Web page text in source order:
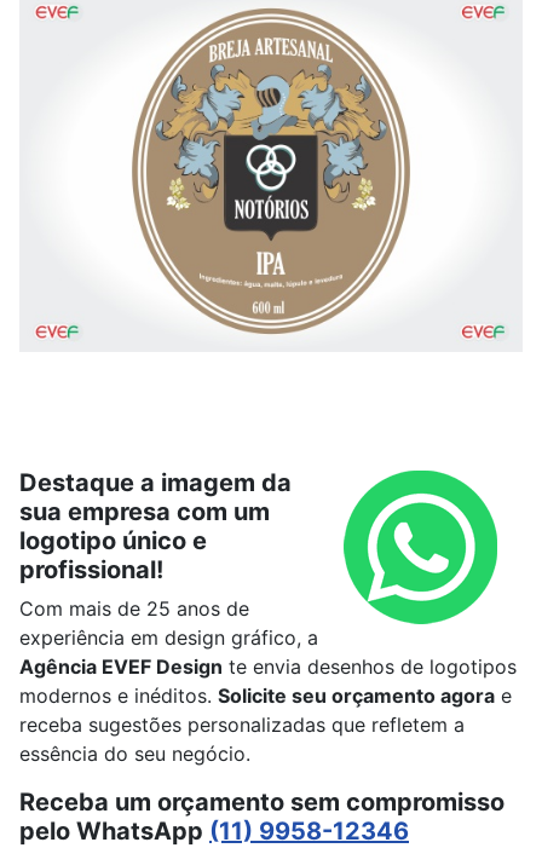
Destaque a imagem da
sua empresa com um
logotipo único e
profissional!
Com mais de 25 anos de
experiência em design gráfico, a
Agência EVEF Design te envia desenhos de logotipos
modernos e inéditos. Solicite seu orçamento agora e
receba sugestões personalizadas que refletem a
essência do seu negócio.
Receba um orçamento sem compromisso
pelo WhatsApp (11) 9958-12346